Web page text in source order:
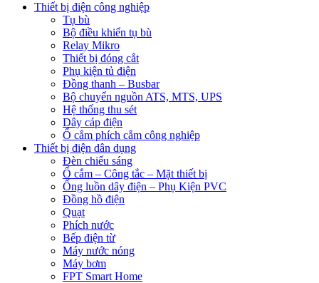
Thiết bị điện công nghiệp
Tụ bù
Bộ điều khiển tụ bù
Relay Mikro
Thiết bị đóng cắt
Phụ kiện tủ điện
Đồng thanh – Busbar
Bộ chuyển nguồn ATS, MTS, UPS
Hệ thống thu sét
Dây cáp điện
Ổ cắm phích cắm công nghiệp
Thiết bị điện dân dụng
Đèn chiếu sáng
Ổ cắm – Công tắc – Mặt thiết bị
Ống luồn dây điện – Phụ Kiện PVC
Đồng hồ điện
Quạt
Phích nước
Bếp điện từ
Máy nước nóng
Máy bơm
FPT Smart Home